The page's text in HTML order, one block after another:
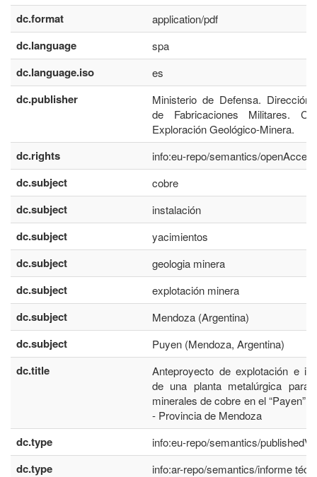
dc.format application/pdf
dc.language spa
dc.language.iso es
dc.publisher
Ministerio de Defensa. Dirección
de Fabricaciones Militares.
Exploración Geológico-Minera.
dc.rights info:eu-repo/semantics/
dc.subject cobre
dc.subject instalación
dc.subject yacimientos
dc.subject geologia minera
dc.subject explotación minera
dc.subject Mendoza (Argentina)
dc.subject Puyen (Mendoza, Argentina)
dc.title
Anteproyecto de explotación e
de una planta metalúrgica para
minerales de cobre en el “Payen”.
- Provincia de Mendoza
dc.type info:eu-repo/semantics/
dc.type info:ar-repo/semantics/informe